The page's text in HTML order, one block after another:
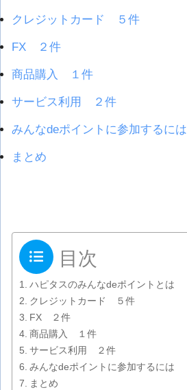
クレジットカード ５件
FX ２件
商品購入 １件
サービス利用 ２件
みんなdeポイントに参加するには
まとめ
目次
ハピタスのみんなdeポイントとは
クレジットカード ５件
FX ２件
商品購入 １件
サービス利用 ２件
みんなdeポイントに参加するには
まとめ